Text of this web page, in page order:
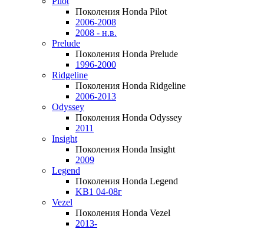
Поколения Honda Pilot
2006-2008
2008 - н.в.
Prelude
Поколения Honda Prelude
1996-2000
Ridgeline
Поколения Honda Ridgeline
2006-2013
Odyssey
Поколения Honda Odyssey
2011
Insight
Поколения Honda Insight
2009
Legend
Поколения Honda Legend
KB1 04-08г
Vezel
Поколения Honda Vezel
2013-